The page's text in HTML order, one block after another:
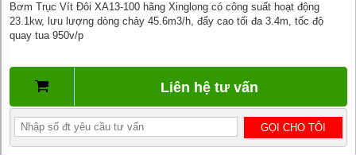
PHUY
BƠM
NGHIỆP
DẦU
TRUYỀN
NHIỆT
Bơm Trục Vít Đôi XA13-100 hãng Xinglong có công suất hoạt động
23.1kw, lưu lượng dòng chảy 45.6m3/h, đẩy cao tối đa 3.4m, tốc độ
quay tua 950v/p
Liên hệ tư vấn